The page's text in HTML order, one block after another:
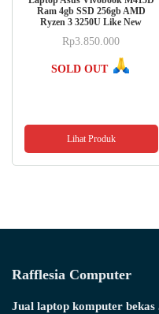
Ram 4gb SSD 256gb AMD
Ryzen 3 3250U Like New
Rp3.850.000
SOLD OUT
Lihat Produk
Rafflesia Computer
Jual laptop komputer bekas